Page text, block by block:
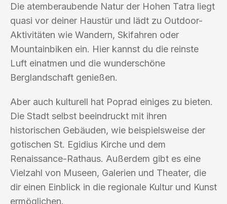
Die atemberaubende Natur der Hohen Tatra liegt
quasi vor deiner Haustür und lädt zu Outdoor-
Aktivitäten wie Wandern, Skifahren oder
Mountainbiken ein. Hier kannst du die reinste
Luft einatmen und die wunderschöne
Berglandschaft genießen.
Aber auch kulturell hat Poprad einiges zu bieten.
Die Stadt selbst beeindruckt mit ihren
historischen Gebäuden, wie beispielsweise der
gotischen St. Egidius Kirche und dem
Renaissance-Rathaus. Außerdem gibt es eine
Vielzahl von Museen, Galerien und Theater, die
dir einen Einblick in die regionale Kultur und Kunst
ermöglichen.